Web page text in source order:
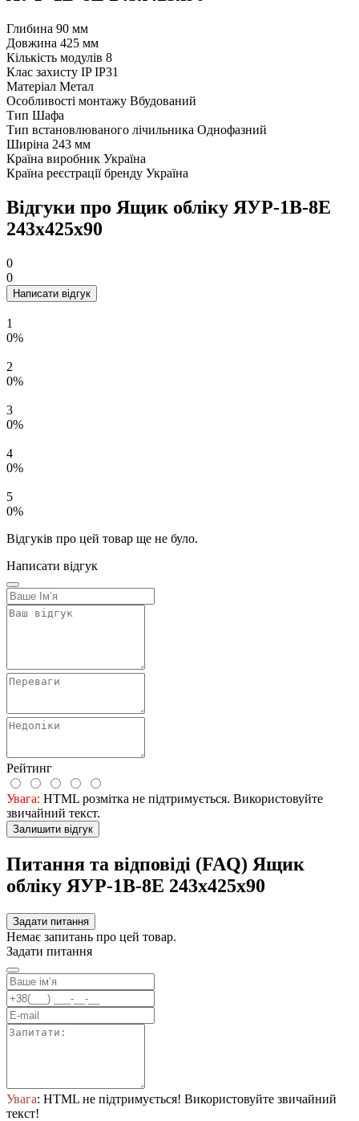
Глибина 90 мм
Довжина 425 мм
Кількість модулів 8
Клас захисту IP IP31
Матеріал Метал
Особливості монтажу Вбудований
Тип Шафа
Тип встановлюваного лічильника Однофазний
Ширіна 243 мм
Країна виробник Україна
Країна реєстрації бренду Україна
Відгуки про Ящик облiку ЯУР-1В-8Е
243х425х90
0
0
Написати відгук
1
0%
2
0%
3
0%
4
0%
5
0%
Відгуків про цей товар ще не було.
Написати відгук
Рейтинг
Увага: HTML розмітка не підтримується. Використовуйте
звичайний текст.
Залишити відгук
Питання та відповіді (FAQ) Ящик
облiку ЯУР-1В-8Е 243х425х90
Задати питання
Немає запитань про цей товар.
Задати питання
Увага: HTML не підтримується! Використовуйте звичайний
текст!